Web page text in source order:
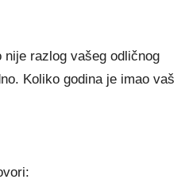
razlog vašeg odličnog
Koliko godina je imao vaš